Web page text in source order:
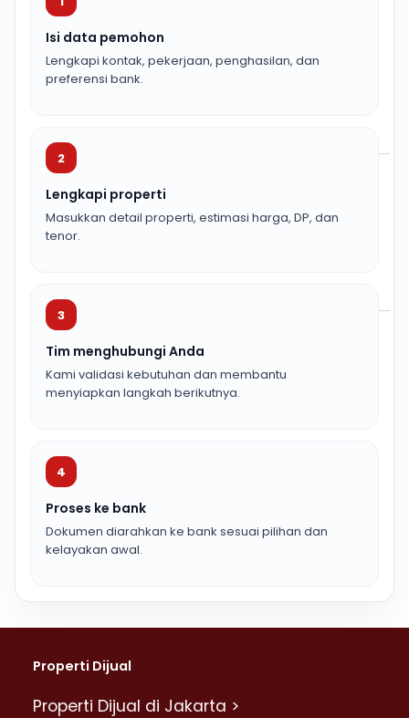
Isi data pemohon
Lengkapi kontak, pekerjaan, penghasilan, dan
preferensi bank.
2
Lengkapi properti
Masukkan detail properti, estimasi harga, DP, dan
tenor.
3
Tim menghubungi Anda
Kami validasi kebutuhan dan membantu
menyiapkan langkah berikutnya.
4
Proses ke bank
Dokumen diarahkan ke bank sesuai pilihan dan
kelayakan awal.
Properti Dijual
Properti Dijual di Jakarta >